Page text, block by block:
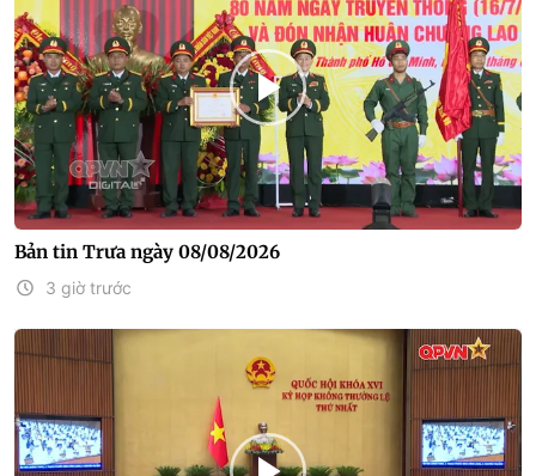
Bản tin Trưa ngày 08/08/2026
3 giờ trước